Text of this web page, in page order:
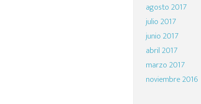
agosto 2017
julio 2017
junio 2017
abril 2017
marzo 2017
noviembre 2016